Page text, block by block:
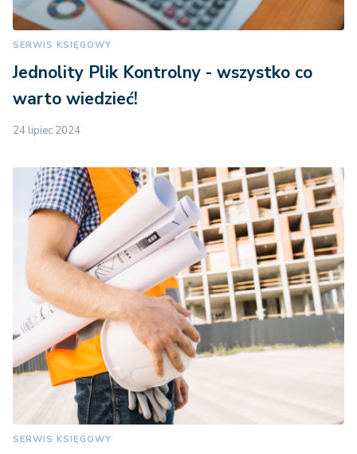
SERWIS KSIĘGOWY
Jednolity Plik Kontrolny - wszystko co
warto wiedzieć!
24 lipiec 2024
SERWIS KSIĘGOWY